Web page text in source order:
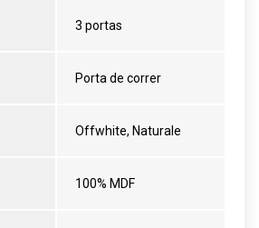
3 portas
Porta de correr
Offwhite, Naturale
100% MDF